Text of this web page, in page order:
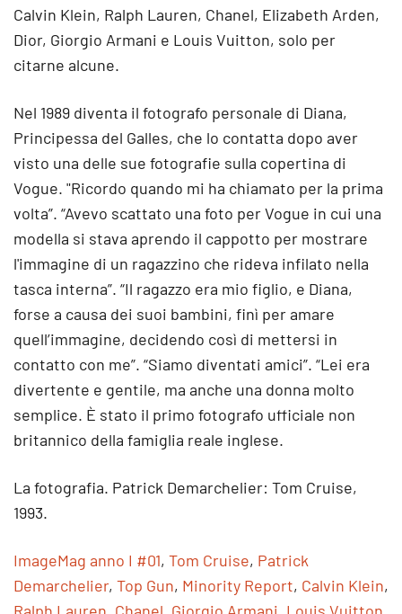
Calvin Klein, Ralph Lauren, Chanel, Elizabeth Arden,
Dior, Giorgio Armani e Louis Vuitton, solo per
citarne alcune.
Nel 1989 diventa il fotografo personale di Diana,
Principessa del Galles, che lo contatta dopo aver
visto una delle sue fotografie sulla copertina di
Vogue. "Ricordo quando mi ha chiamato per la prima
volta”. “Avevo scattato una foto per Vogue in cui una
modella si stava aprendo il cappotto per mostrare
l'immagine di un ragazzino che rideva infilato nella
tasca interna”. “Il ragazzo era mio figlio, e Diana,
forse a causa dei suoi bambini, finì per amare
quell’immagine, decidendo così di mettersi in
contatto con me”. “Siamo diventati amici”. “Lei era
divertente e gentile, ma anche una donna molto
semplice. È stato il primo fotografo ufficiale non
britannico della famiglia reale inglese.
La fotografia. Patrick Demarchelier: Tom Cruise,
1993.
ImageMag anno I #01, Tom Cruise, Patrick
Demarchelier, Top Gun, Minority Report, Calvin Klein,